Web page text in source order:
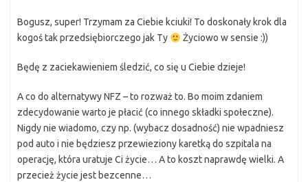
Bogusz, super! Trzymam za Ciebie kciuki! To doskonały krok dla
kogoś tak przedsiębiorczego jak Ty
Życiowo w sensie :))
Będę z zaciekawieniem śledzić, co się u Ciebie dzieje!
A co do alternatywy NFZ – to rozważ to. Bo moim zdaniem
zdecydowanie warto je płacić (co innego składki społeczne).
Nigdy nie wiadomo, czy np. (wybacz dosadność) nie wpadniesz
pod auto i nie będziesz przewieziony karetką do szpitala na
operację, która uratuje Ci życie… A to koszt naprawdę wielki. A
przecież życie jest bezcenne…